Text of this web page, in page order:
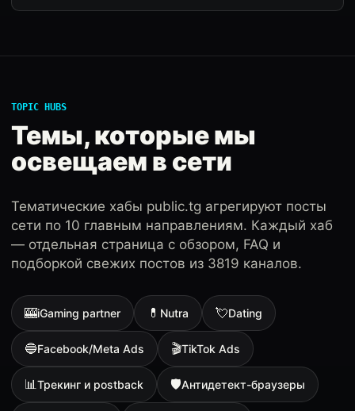
TOPIC HUBS
Темы, которые мы
освещаем в сети
Тематические хабы public.tg агрегируют посты
сети по 10 главным направлениям. Каждый хаб
— отдельная страница с обзором, FAQ и
подборкой свежих постов из 3819 каналов.
🎰iGaming partner 💊 Nutra 💘Dating
🔵Facebook/Meta Ads 🎬TikTok Ads
📊Трекинг и postback 🛡Антидетект-браузеры